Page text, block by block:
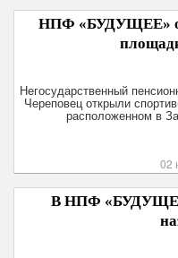
НПФ «БУДУЩЕЕ»
Негосударственный
Череповец открыли
расположенном в
02
В НПФ